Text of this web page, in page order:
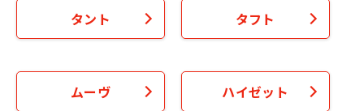
タント タフト
ムーヴ ハイゼット